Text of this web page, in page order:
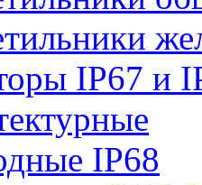
IP67 и
IP68